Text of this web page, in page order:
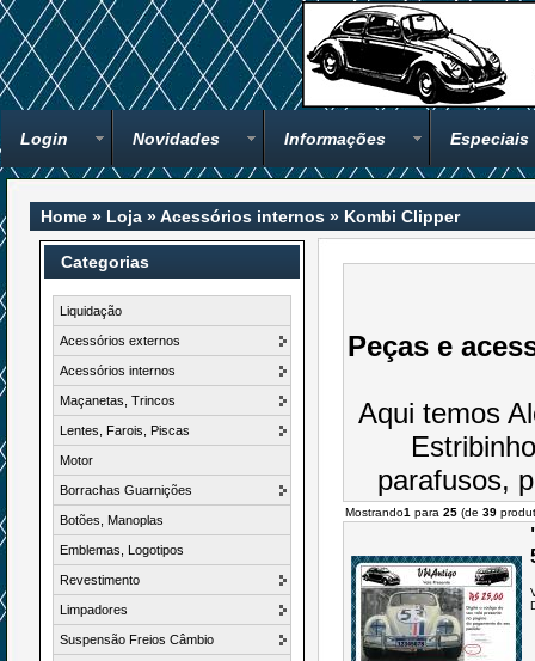
Login Novidades Informações Especiais
Home » Loja »Acessórios internos » Kombi Clipper
Categorias
Liquidação
Acessórios externos
Acessórios internos
Maçanetas, Trincos
Lentes, Farois, Piscas
Motor
Borrachas Guarnições
Botões, Manoplas
Emblemas, Logotipos
Revestimento
Limpadores
Suspensão Freios Câmbio
Peças e
Aqui temos
parafusos,
Mostrando1 para 25 (de 39